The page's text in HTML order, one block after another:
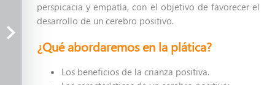
Buenos padres, buenos tratos
Aprendiendo del Dolor
(Plática)
perspicacia y empatía, con el objetivo de favorecer el
desarrollo de un cerebro positivo.
¿Qué abordaremos en la plática?
Los beneficios de la crianza positiva.